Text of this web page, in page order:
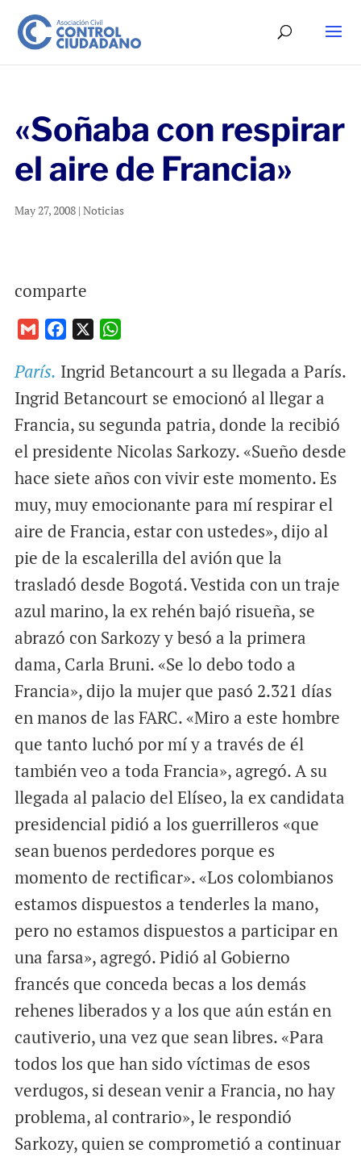
«Soñaba con respirar
el aire de Francia»
May 27, 2008| Noticias
comparte
a
i
c
e
o
o
k
a
t
A
p
p
París. Ingrid Betancourt a su llegada a París.
Ingrid Betancourt se emocionó al llegar a
Francia, su segunda patria, donde la recibió
el presidente Nicolas Sarkozy. «Sueño desde
hace siete años con vivir este momento. Es
muy, muy emocionante para mí respirar el
aire de Francia, estar con ustedes», dijo al
pie de la escalerilla del avión que la
trasladó desde Bogotá. Vestida con un traje
azul marino, la ex rehén bajó risueña, se
abrazó con Sarkozy y besó a la primera
dama, Carla Bruni. «Se lo debo todo a
Francia», dijo la mujer que pasó 2.321 días
en manos de las FARC. «Miro a este hombre
que tanto luchó por mí y a través de él
también veo a toda Francia», agregó. A su
llegada al palacio del Elíseo, la ex candidata
presidencial pidió a los guerrilleros «que
sean buenos perdedores porque es
momento de rectificar». «Los colombianos
estamos dispuestos a tenderles la mano,
pero no estamos dispuestos a participar en
una farsa», agregó. Pidió al Gobierno
francés que conceda becas a los demás
rehenes liberados y a los que aún están en
cautiverio, una vez que sean libres. «Para
todos los que han sido víctimas de esos
verdugos, si desean venir a Francia, no hay
problema, al contrario», le respondió
Sarkozy, quien se comprometió a continuar